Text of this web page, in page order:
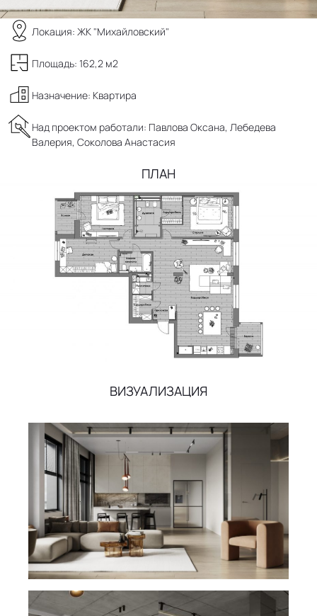
Локация: ЖК "Михайловский"
Площадь: 162,2 м2
Назначение: Квартира
Над проектом работали: Павлова Оксана, Лебедева
Валерия, Соколова Анастасия
ПЛАН
ВИЗУАЛИЗАЦИЯ